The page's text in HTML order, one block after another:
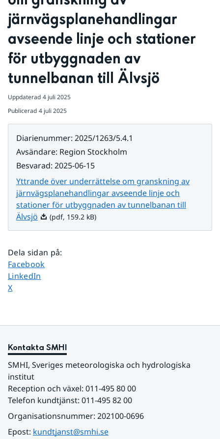
järnvägsplanehandlingar
avseende linje och stationer
för utbyggnaden av
tunnelbanan till Älvsjö
Uppdaterad 4 juli 2025
Publicerad 4 juli 2025
Diarienummer: 2025/1263/5.4.1
Avsändare: Region Stockholm
Besvarad: 2025-06-15
Yttrande över underrättelse om granskning av
järnvägsplanehandlingar avseende linje och
stationer för utbyggnaden av tunnelbanan till
Älvsjö Pdf, 159.2 kB.
(pdf, 159.2 kB)
Dela sidan på:
Dela sidan på
Facebook
Dela sidan på
LinkedIn
Dela sidan på
X
Kontakta SMHI
SMHI, Sveriges meteorologiska och hydrologiska
institut
Reception och växel: 011-495 80 00
Telefon kundtjänst: 011-495 82 00
Organisationsnummer: 202100-0696
Epost: kundtjanst@smhi.se